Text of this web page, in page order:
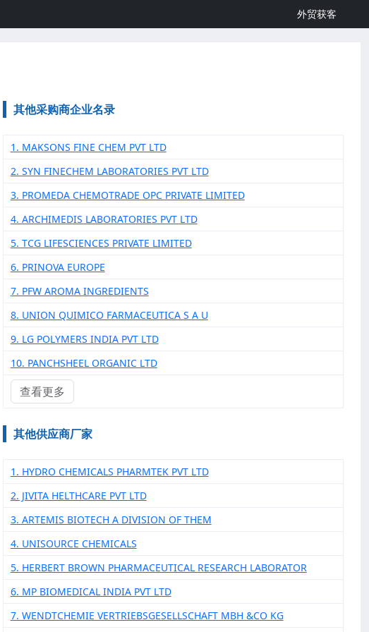
外贸获客
其他采购商企业名录
1. MAKSONS FINE CHEM PVT LTD
2. SYN FINECHEM LABORATORIES PVT LTD
3. PROMEDA CHEMOTRADE OPC PRIVATE LIMITED
4. ARCHIMEDIS LABORATORIES PVT LTD
5. ТСG LIFESCIENCES PRIVATE LIMITED
6. PRINOVA EUROPE
7. PFW AROMA INGREDIENTS
8. UNION QUIMICO FARMACEUTICA S A U
9. LG POLYMERS INDIA PVT LTD
10. PANCHSHEEL ORGANIC LTD
查看更多
其他供应商厂家
1. HYDRO CHEMICALS PHARMTEK PVT LTD
2. JIVITA HELTHCARE PVT LTD
3. ARTEMIS BIOTECH A DIVISION OF THEM
4. UNISOURCE CHEMICALS
5. HERBERT BROWN PHARMACEUTICAL RESEARCH LABORATOR
6. MP BIOMEDICAL INDIA PVT LTD
7. WENDTCHEMIE VERTRIEBSGESELLSCHAFT MBH &CO KG